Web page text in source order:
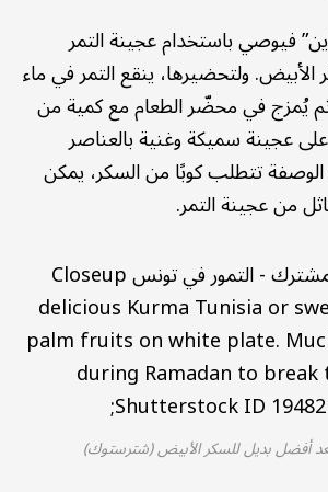
فيوصي باستخدام عجينة التمر
ولتحضيرها، ينقع التمر في ماء
يُمزج في محضّر الطعام مع كمية من
عجينة سميكة وغنية بالعناصر
الوصفة تتطلب كوبًا من السكر، يمكن
من عجينة التمر.
أفضل بديل للسكر الأبيض (شترستوك)